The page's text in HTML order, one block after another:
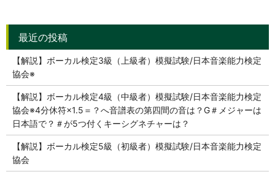
【解説】ボーカル検定3級（上級者）模擬試験/日本音楽能力検定
協会※
【解説】ボーカル検定4級（中級者）模擬試験/日本音楽能力検定
協会※4分休符×1.5＝？へ音譜表の第四間の音は？G＃メジャーは
日本語で？＃が5つ付くキーシグネチャーは？
【解説】ボーカル検定5級（初級者）模擬試験/日本音楽能力検定
協会